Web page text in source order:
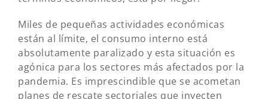
Miles de pequeñas actividades económicas
están al límite, el consumo interno está
absolutamente paralizado y esta situación es
agónica para los sectores más afectados por la
pandemia. Es imprescindible que se acometan
planes de rescate sectoriales que inyecten